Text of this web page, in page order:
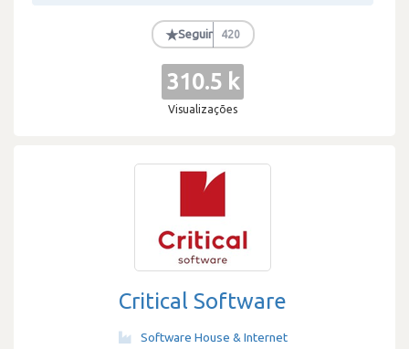
★Seguir 420
310.5 k
Visualizações
Critical Software
Software House & Internet